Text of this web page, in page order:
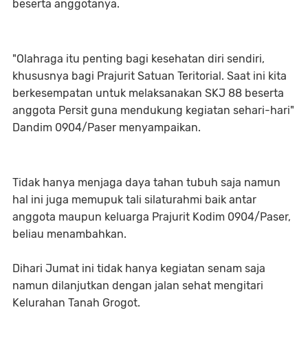
beserta anggotanya.
"Olahraga itu penting bagi kesehatan diri sendiri,
khususnya bagi Prajurit Satuan Teritorial. Saat ini kita
berkesempatan untuk melaksanakan SKJ 88 beserta
anggota Persit guna mendukung kegiatan sehari-hari"
Dandim 0904/Paser menyampaikan.
Tidak hanya menjaga daya tahan tubuh saja namun
hal ini juga memupuk tali silaturahmi baik antar
anggota maupun keluarga Prajurit Kodim 0904/Paser,
beliau menambahkan.
Dihari Jumat ini tidak hanya kegiatan senam saja
namun dilanjutkan dengan jalan sehat mengitari
Kelurahan Tanah Grogot.